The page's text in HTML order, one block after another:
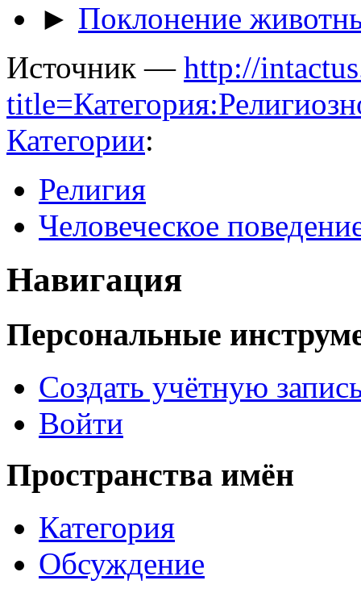
► Поклонение
Источник — http://
Категории:
Религия
Человеческое
Навигация
Персональные
Создать учётную
Войти
Пространства имён
Категория
Обсуждение